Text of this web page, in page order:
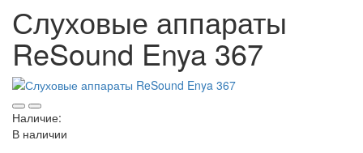
Слуховые аппараты
ReSound Enya 367
Наличие:
В наличии